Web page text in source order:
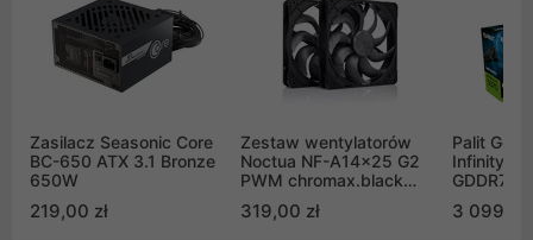
Zasilacz Seasonic Core
BC-650 ATX 3.1 Bronze
650W
219,00 zł
Zestaw wentylatorów
Noctua NF-A14x25 G2
PWM chromax.black
Push Pull (2szt)
319,00 zł
Palit
Infinity 3
GDDR7
GB2050S)
3 099,00